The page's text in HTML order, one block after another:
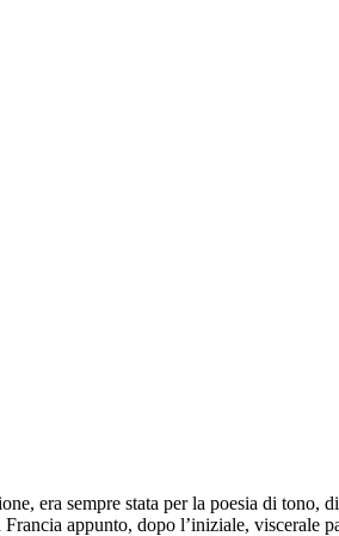
era sempre stata per la poesia di
appunto, dopo l’iniziale, viscerale